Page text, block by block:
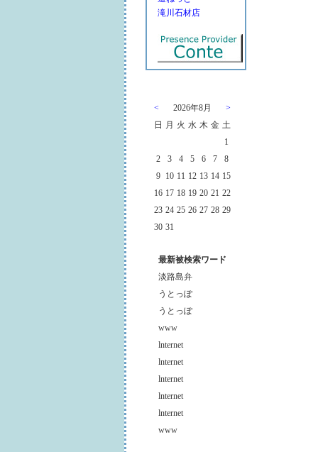
滝川石材店
< 2026年8月
>
日
月 火 水 木 金 土
1
2
3 4 5 6 7
8
9 10 11 12 13 14 15
16 17 18 19 20 21 22
23 24 25 26 27 28 29
30 31
最新被検索ワード
淡路島弁
うとっぽ
うとっぽ
www
lnternet
lnternet
lnternet
lnternet
lnternet
www